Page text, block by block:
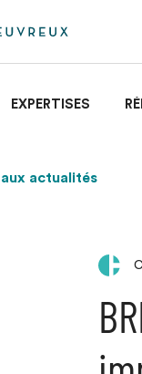
EXPERTISES
actualités